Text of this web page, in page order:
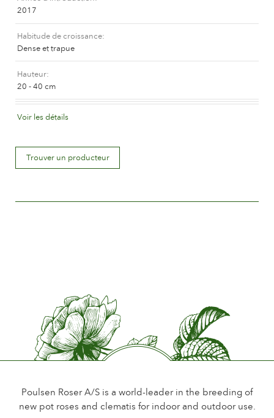
2017
Habitude de croissance
Dense et trapue
Hauteur
20 - 40 cm
Synonyme(Canada)
Synonyme(USA)
Burbank Cover®
Rouge foncé
Nombre de pétales
Moins de 15
Période de floraison
Normale
Léger ou sans parfum
Voir les détails
Trouver un producteur
Poulsen Roser A/S is a world-leader in the breeding of
new pot roses and clematis for indoor and outdoor use.